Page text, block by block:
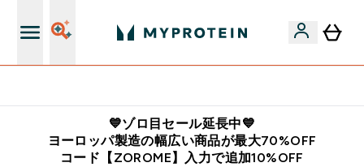
💙ゾロ目セール延長中💙
ヨーロッパ製造の幅広い商品が最大70%OFF
コード【ZOROME】入力で追加10%OFF